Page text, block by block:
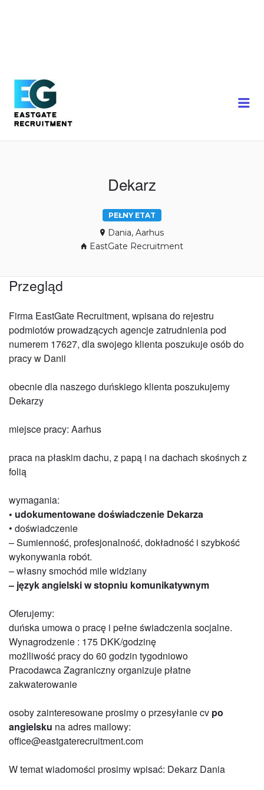
Dekarz
PEŁNY ETAT
Dania, Aarhus
EastGate Recruitment
Przegląd
Firma EastGate Recruitment, wpisana do rejestru
podmiotów prowadzących agencje zatrudnienia pod
numerem 17627, dla swojego klienta poszukuje osób do
pracy w Danii
obecnie dla naszego duńskiego klienta poszukujemy
Dekarzy
miejsce pracy: Aarhus
praca na płaskim dachu, z papą i na dachach skośnych z
folią
wymagania:
• udokumentowane doświadczenie Dekarza
• doświadczenie
– Sumienność, profesjonalność, dokładność i szybkość
wykonywania robót.
– własny smochód mile widziany
– język angielski w stopniu komunikatywnym
Oferujemy:
duńska umowa o pracę i pełne świadczenia socjalne.
Wynagrodzenie : 175 DKK/godzinę
możlliwość pracy do 60 godzin tygodniowo
Pracodawca Zagraniczny organizuje płatne
zakwaterowanie
osoby zainteresowane prosimy o przesyłanie cv po
angielsku na adres mailowy:
office@eastgaterecruitment.com
W temat wiadomości prosimy wpisać: Dekarz Dania